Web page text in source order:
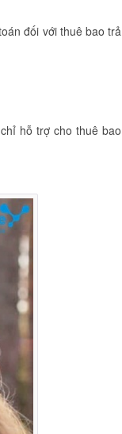
đối với thuê bao trả
hỗ trợ cho thuê bao